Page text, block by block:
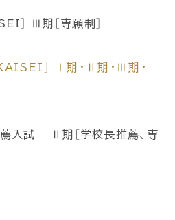
］ Ⅲ期［専願制］
KAISEI］ Ⅰ期・Ⅱ期・Ⅲ期・
薦入試 Ⅱ期［学校長推薦、専